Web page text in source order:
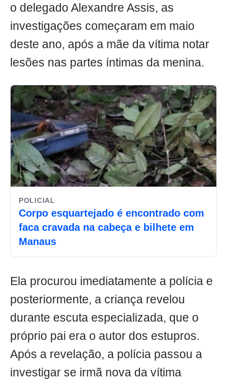
o delegado Alexandre Assis, as
investigações começaram em maio
deste ano, após a mãe da vítima notar
lesões nas partes íntimas da menina.
POLICIAL
Corpo esquartejado é encontrado com
faca cravada na cabeça e bilhete em
Manaus
Ela procurou imediatamente a polícia e
posteriormente, a criança revelou
durante escuta especializada, que o
próprio pai era o autor dos estupros.
Após a revelação, a polícia passou a
investigar se irmã nova da vítima